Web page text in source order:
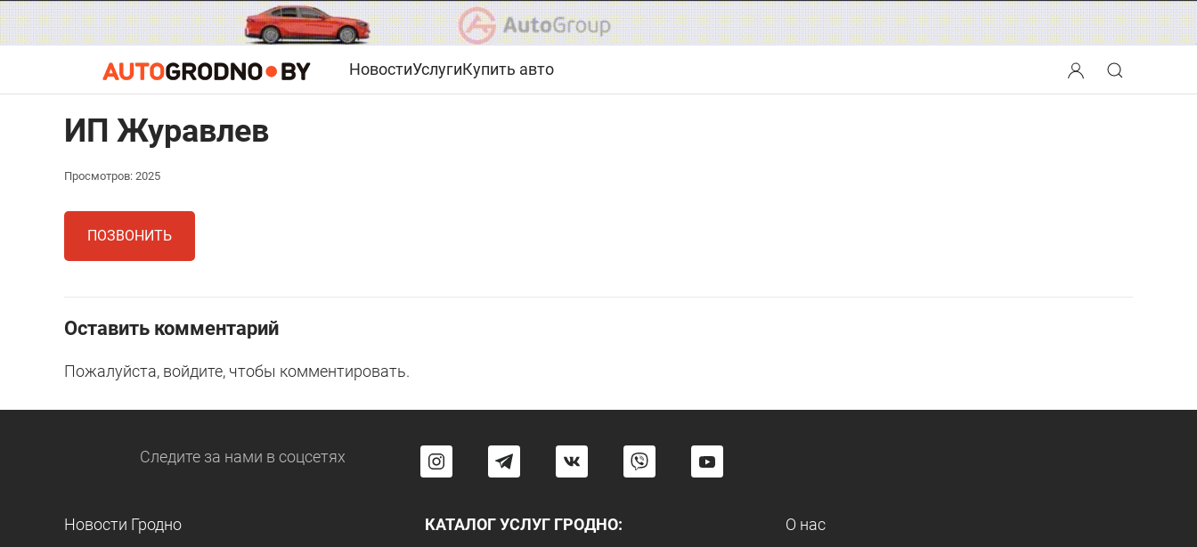
НовостиУслугиКупить авто
ИП Журавлев
Просмотров: 2025
ПОЗВОНИТЬ
Оставить комментарий
Пожалуйста, войдите, чтобы комментировать.
Следите за нами в соцсетях
Новости Гродно КАТАЛОГ УСЛУГ ГРОДНО: О нас